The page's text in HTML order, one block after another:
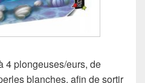
4 plongeuses/eurs, de
blanches, afin de sortir